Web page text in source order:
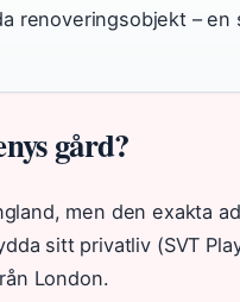
renoveringsobjekt –
gård?
men den exakta
sitt privatliv (SVT
London.